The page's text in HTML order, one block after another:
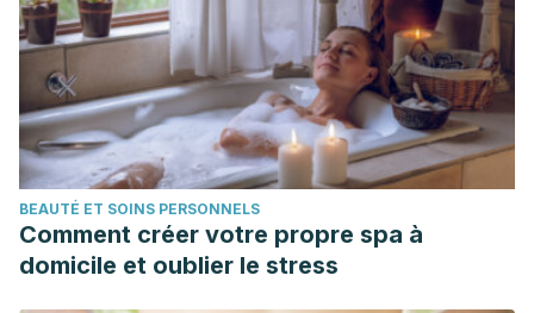
Ciencia y Tecnología Alimentaria.
https://doi.org/10.24054/16927125.V1.N1.2013.383.
BEAUTÉ ET SOINS PERSONNELS
Comment créer votre propre spa à
domicile et oublier le stress